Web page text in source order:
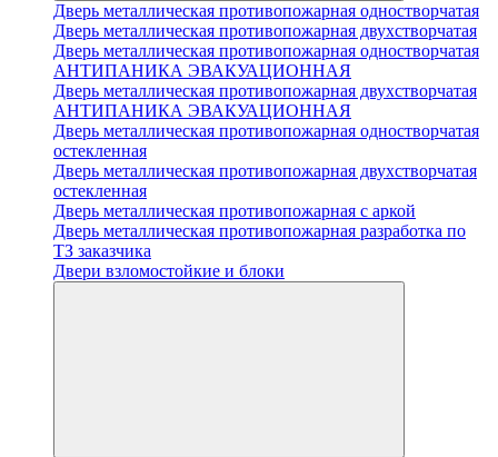
Дверь металлическая противопожарная одностворчатая
Дверь металлическая противопожарная двухстворчатая
Дверь металлическая противопожарная одностворчатая
АНТИПАНИКА ЭВАКУАЦИОННАЯ
Дверь металлическая противопожарная двухстворчатая
АНТИПАНИКА ЭВАКУАЦИОННАЯ
Дверь металлическая противопожарная одностворчатая
остекленная
Дверь металлическая противопожарная двухстворчатая
остекленная
Дверь металлическая противопожарная с аркой
Дверь металлическая противопожарная разработка по
ТЗ заказчика
Двери взломостойкие и блоки